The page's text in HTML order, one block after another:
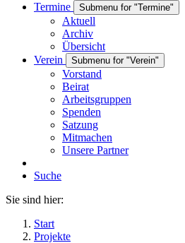
Termine
Submenu for "Termine"
Aktuell
Archiv
Übersicht
Verein
Submenu for "Verein"
Vorstand
Beirat
Arbeitsgruppen
Spenden
Satzung
Mitmachen
Unsere Partner
Suche
Sie sind hier:
Start
Projekte